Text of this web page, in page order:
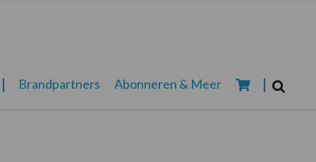
Brandpartners Abonneren & Meer